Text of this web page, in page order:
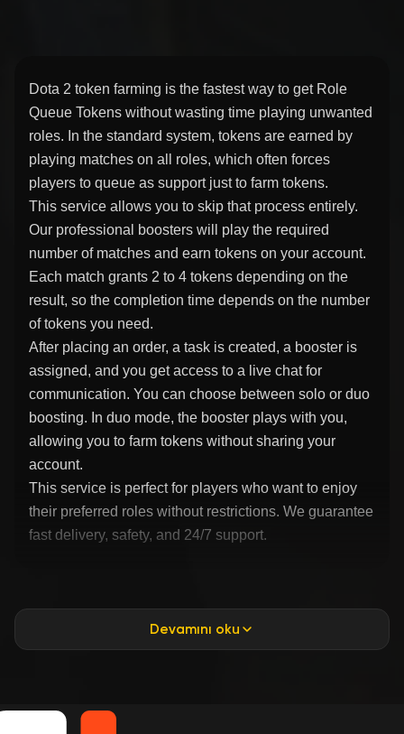
Dota 2 token farming is the fastest way to get Role
Queue Tokens without wasting time playing unwanted
roles. In the standard system, tokens are earned by
playing matches on all roles, which often forces
players to queue as support just to farm tokens.
This service allows you to skip that process entirely.
Our professional boosters will play the required
number of matches and earn tokens on your account.
Each match grants 2 to 4 tokens depending on the
result, so the completion time depends on the number
of tokens you need.
After placing an order, a task is created, a booster is
assigned, and you get access to a live chat for
communication. You can choose between solo or duo
boosting. In duo mode, the booster plays with you,
allowing you to farm tokens without sharing your
account.
This service is perfect for players who want to enjoy
their preferred roles without restrictions. We guarantee
fast delivery, safety, and 24/7 support.
Devamını oku